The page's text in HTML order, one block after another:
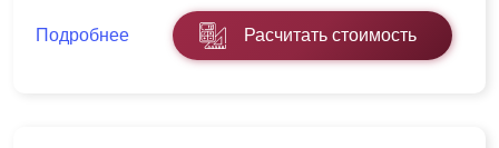
Подробнее Расчитать стоимость